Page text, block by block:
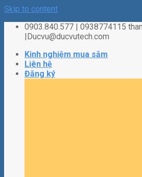
Skip to content
0903.840.577 | 0938774115
|Ducvu@ducvutech.com
Kinh nghiệm mua sắm
Liên hệ
Đăng ký